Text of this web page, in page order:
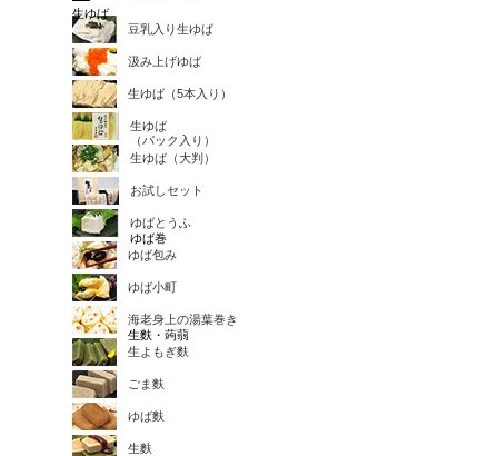
生ゆば
豆乳入り生ゆば
汲み上げゆば
生ゆば（5本入り）
生ゆば
（パック入り）
生ゆば（大判）
お試しセット
ゆばとうふ
ゆば巻
ゆば包み
ゆば小町
海老身上の湯葉巻き
生麩・蒟蒻
生よもぎ麩
ごま麩
ゆば麩
生麩